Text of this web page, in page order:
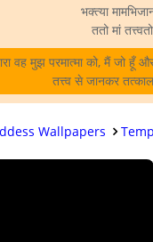
भक्त्या
ततो मां
वह मुझ परमात्मा को, मैं जो
तत्त्व से जानकर
Wallpapers